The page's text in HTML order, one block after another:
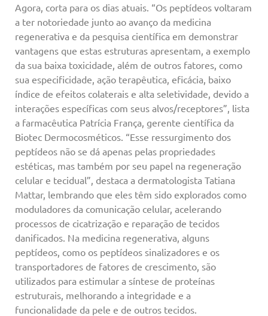
Agora, corta para os dias atuais. “Os peptídeos voltaram
a ter notoriedade junto ao avanço da medicina
regenerativa e da pesquisa científica em demonstrar
vantagens que estas estruturas apresentam, a exemplo
da sua baixa toxicidade, além de outros fatores, como
sua especificidade, ação terapêutica, eficácia, baixo
índice de efeitos colaterais e alta seletividade, devido a
interações específicas com seus alvos/receptores”, lista
a farmacêutica Patrícia França, gerente científica da
Biotec Dermocosméticos. “Esse ressurgimento dos
peptídeos não se dá apenas pelas propriedades
estéticas, mas também por seu papel na regeneração
celular e tecidual”, destaca a dermatologista Tatiana
Mattar, lembrando que eles têm sido explorados como
moduladores da comunicação celular, acelerando
processos de cicatrização e reparação de tecidos
danificados. Na medicina regenerativa, alguns
peptídeos, como os peptídeos sinalizadores e os
transportadores de fatores de crescimento, são
utilizados para estimular a síntese de proteínas
estruturais, melhorando a integridade e a
funcionalidade da pele e de outros tecidos.